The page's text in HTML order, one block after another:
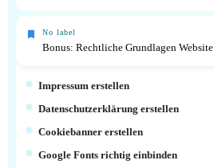
No label
Bonus: Rechtliche Grundlagen Website
Impressum erstellen
Datenschutzerklärung erstellen
Cookiebanner erstellen
Google Fonts richtig einbinden